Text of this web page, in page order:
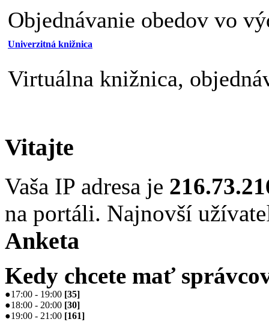
Objednávanie obedov vo
Univerzitná knižnica
Virtuálna knižnica,
Vitajte
Vaša IP adresa je
na portáli. Najnovší
Anketa
Kedy chcete mať
●17:00 - 19:00 [35]
●18:00 - 20:00 [30]
●19:00 - 21:00 [161]